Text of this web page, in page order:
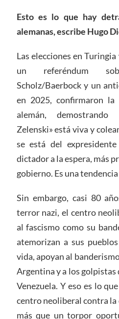
Esto es lo que hay
alemanas, escribe Hugo
Las elecciones en
un referéndum
Scholz/Baerbock y un
en 2025, confirmaron
alemán,
Zelenski» está viva y
se está del
dictador a la espera, más
gobierno. Es una
Sin embargo, casi 80
terror nazi, el centro
al fascismo como su
atemorizan a sus
vida, apoyan al
Argentina y a los golpistas
Venezuela. Y eso es lo
centro neoliberal contra la
más que un torpor